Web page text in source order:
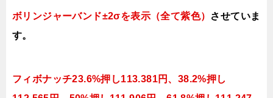
ボリンジャーバンド±2σを表示（全て紫色） させていま
す。
フィボナッチ23.6%押し113.381円、38.2%押し